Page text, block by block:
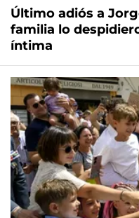
Último adiós a
familia lo
íntima